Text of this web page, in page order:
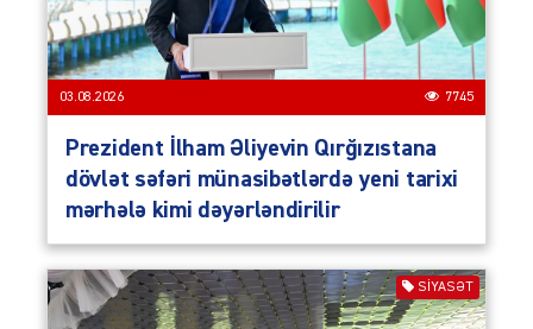
03.08.2026 7745
Prezident İlham Əliyevin Qırğızıstana
dövlət səfəri münasibətlərdə yeni tarixi
mərhələ kimi dəyərləndirilir
SIYASƏT